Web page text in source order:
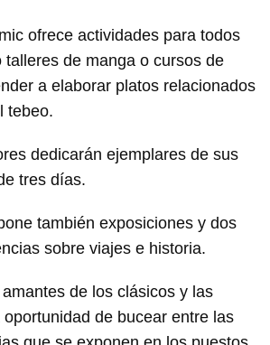
ofrece actividades para todos
talleres de manga o cursos de
a elaborar platos relacionados
tebeo.
dedicarán ejemplares de sus
tres días.
también exposiciones y dos
sobre viajes e historia.
de los clásicos y las
de bucear entre las